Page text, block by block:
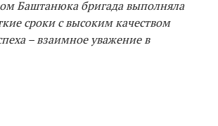
Баштанюка бригада выполняла
сроки с высоким качеством
– взаимное уважение в